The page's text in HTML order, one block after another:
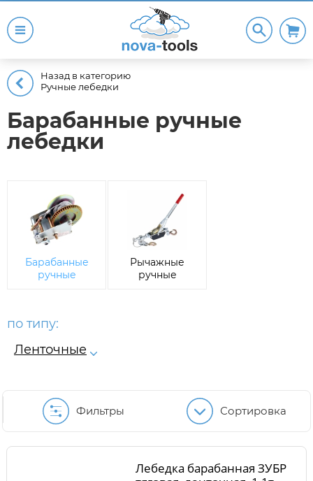
Назад в категорию
Ручные лебедки
Барабанные ручные
лебедки
Барабанные
ручные
Рычажные
ручные
по типу:
Ленточные
Фильтры Сортировка
Лебедка барабанная ЗУБР